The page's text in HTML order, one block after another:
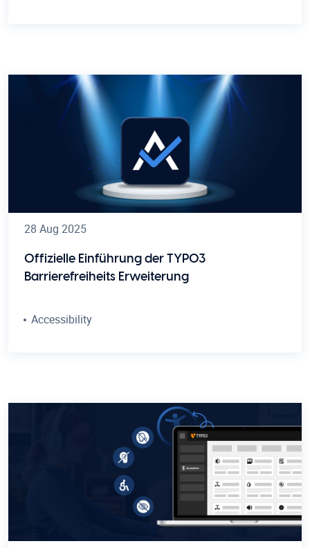
28 Aug 2025
Offizielle Einführung der TYPO3
Barrierefreiheits Erweiterung
Accessibility